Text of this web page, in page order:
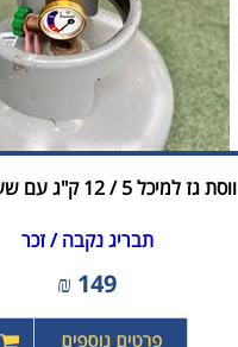
ווסת גז למיכל 5 / 12 ק"ג עם שעון מד גז
תבריג נקבה / זכר
149
₪